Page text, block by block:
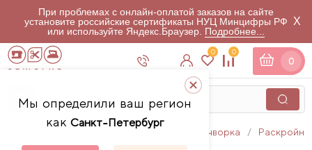
При проблемах с онлайн-оплатой заказов на сайте
установите российские сертификаты НУЦ Минцифры РФ
или используйте Яндекс.Браузер. Подробнее...
X
Мы определили ваш регион
как Санкт-Петербург
0 0
0
Аксессуары для пэчворка